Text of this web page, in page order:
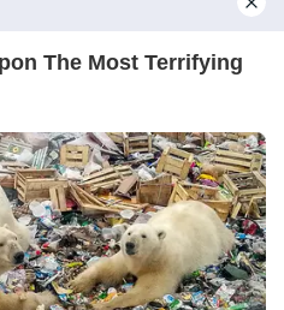
avec une expression
que Linda sera
de ses actes. Cela ne
pour son
à applaudir et